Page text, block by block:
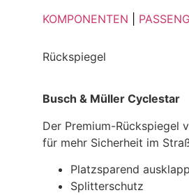
KOMPONENTEN
Rückspiegel
Busch & Müller Cyclestar
Der Premium-Rückspiegel
für mehr Sicherheit im
Platzsparend
Splitterschutz